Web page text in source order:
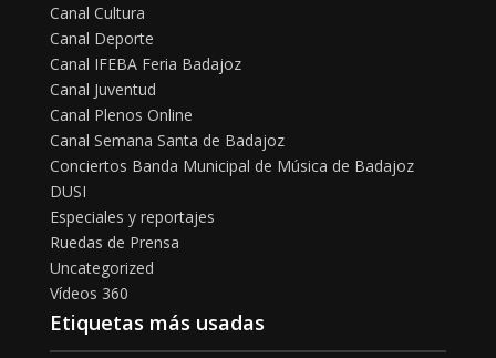
Canal Cultura
Canal Deporte
Canal IFEBA Feria Badajoz
Canal Juventud
Canal Plenos Online
Canal Semana Santa de Badajoz
Conciertos Banda Municipal de Música de Badajoz
DUSI
Especiales y reportajes
Ruedas de Prensa
Uncategorized
Vídeos 360
Etiquetas más usadas